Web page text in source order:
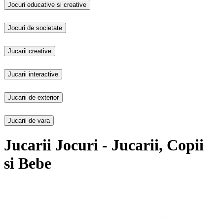
Jocuri educative si creative
Jocuri de societate
Jucarii creative
Jucarii interactive
Jucarii de exterior
Jucarii de vara
Jucarii Jocuri - Jucarii, Copii
si Bebe